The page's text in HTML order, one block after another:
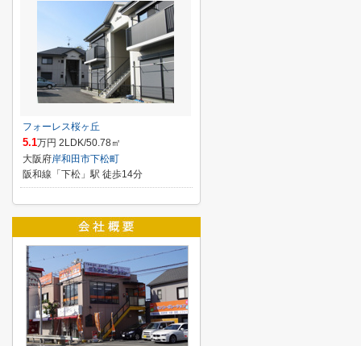
フォーレス桜ヶ丘
5.1万円 2LDK/50.78㎡
大阪府岸和田市下松町
阪和線「下松」駅 徒歩14分